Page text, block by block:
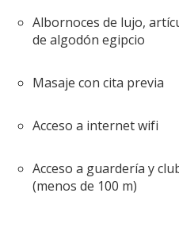
Albornoces de lujo,
de algodón egipcio
Masaje con cita previa
Acceso a internet wifi
Acceso a guardería y
(menos de 100 m)